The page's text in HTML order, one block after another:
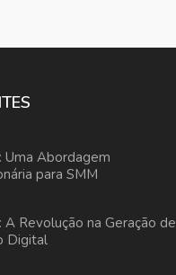
Uma Abordagem
para SMM
A Revolução na Geração de
Digital